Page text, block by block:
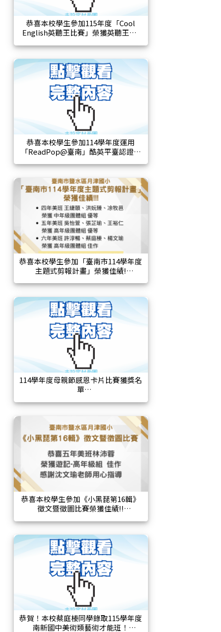
恭喜本校學生參加115年度「Cool
English英聽王比賽」榮獲英聽王獎!
恭喜本校學生參加114學年度運用
「ReadPop@臺南」酷英平臺認證通
恭喜本校學生參加「臺南市114學年度
主題式剪報計畫」榮獲佳績!
114學年度母親節感恩卡片比賽獲獎名
單
恭喜本校學生參加《小黑琵第16輯》
徵文暨徵圖比賽榮獲佳績!!
恭賀！本校蔡庭榛同學錄取115學年度
南新國中美術類藝術才能班！